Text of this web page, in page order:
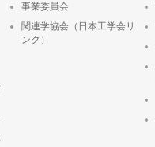
事業委員会
関連学協会（日本工学会リ
ンク）